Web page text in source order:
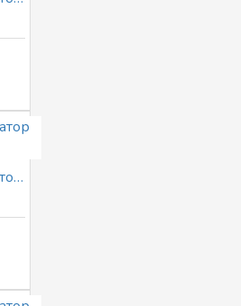
HD Видеорегистратор UNV XVR301-04G3